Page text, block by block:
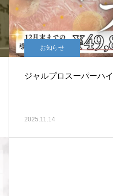
お知らせ
ジャルプロスーパーハ
2025.11.14